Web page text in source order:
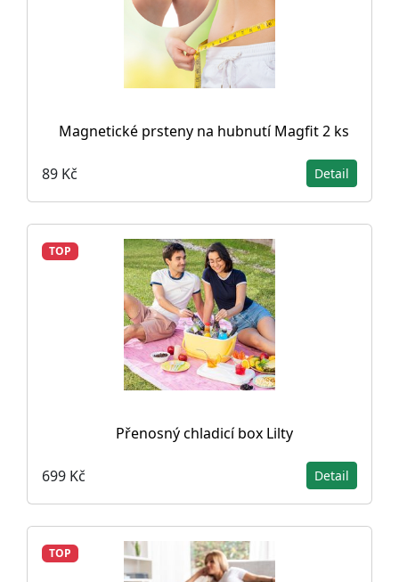
Magnetické prsteny na hubnutí Magfit 2 ks
89 Kč Detail
TOP
Přenosný chladicí box Lilty
699 Kč Detail
TOP